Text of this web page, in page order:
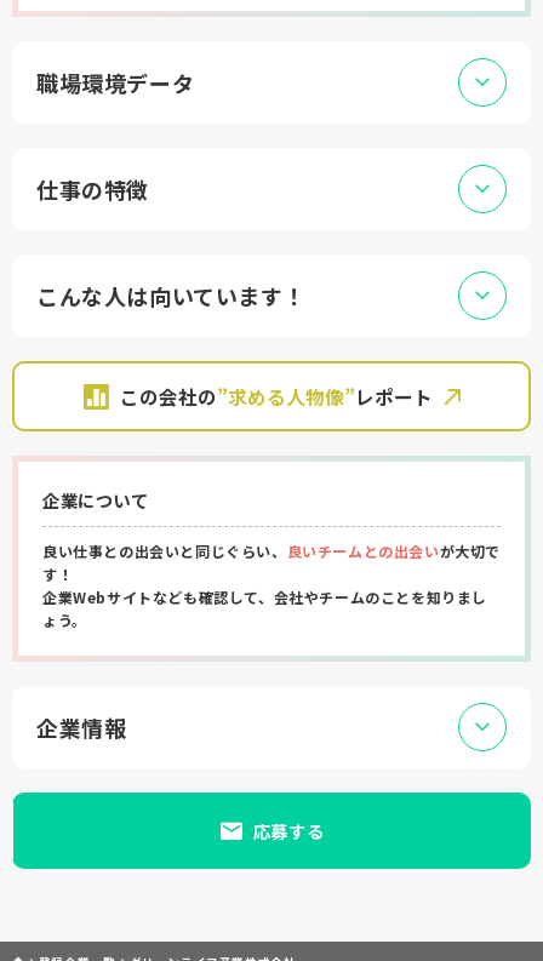
職場環境データ
仕事の特徴
こんな人は向いています！
この会社の”求める人物像”レポート
企業について
良い仕事との出会いと同じぐらい、 良いチームとの出会いが大切で
す！
企業Webサイトなども確認して、会社やチームのことを知りまし
ょう。
企業情報
応募する